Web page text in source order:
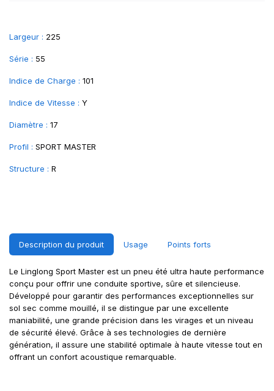
Largeur : 225
Série : 55
Indice de Charge : 101
Indice de Vitesse : Y
Diamètre : 17
Profil : SPORT MASTER
Structure : R
Description du produit Usage Points forts
Le Linglong Sport Master est un pneu été ultra haute performance
conçu pour offrir une conduite sportive, sûre et silencieuse.
Développé pour garantir des performances exceptionnelles sur
sol sec comme mouillé, il se distingue par une excellente
maniabilité, une grande précision dans les virages et un niveau
de sécurité élevé. Grâce à ses technologies de dernière
génération, il assure une stabilité optimale à haute vitesse tout en
offrant un confort acoustique remarquable.